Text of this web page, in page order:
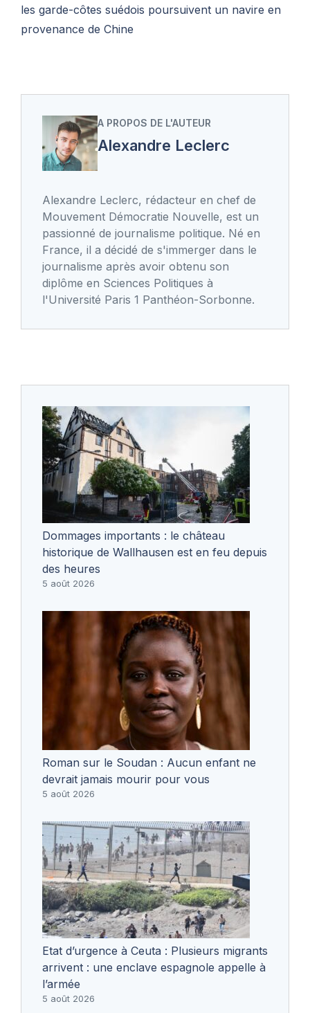
les garde-côtes suédois poursuivent un navire en
provenance de Chine
A PROPOS DE L'AUTEUR
Alexandre Leclerc
Alexandre Leclerc, rédacteur en chef de
Mouvement Démocratie Nouvelle, est un
passionné de journalisme politique. Né en
France, il a décidé de s'immerger dans le
journalisme après avoir obtenu son
diplôme en Sciences Politiques à
l'Université Paris 1 Panthéon-Sorbonne.
Dommages importants : le château
historique de Wallhausen est en feu depuis
des heures
5 août 2026
Roman sur le Soudan : Aucun enfant ne
devrait jamais mourir pour vous
5 août 2026
Etat d’urgence à Ceuta : Plusieurs migrants
arrivent : une enclave espagnole appelle à
l’armée
5 août 2026